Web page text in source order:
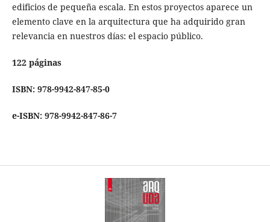
edificios de pequeña escala. En estos proyectos aparece un
elemento clave en la arquitectura que ha adquirido gran
relevancia en nuestros días: el espacio público.
122 páginas
ISBN: 978-9942-847-85-0
e-ISBN: 978-9942-847-86-7